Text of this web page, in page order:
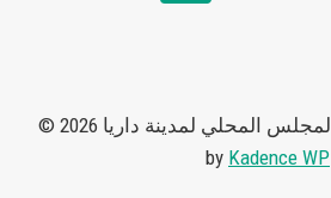
© 2026 المجلس المحلي لمدينة داريا - WordPress Theme
by Kadence WP